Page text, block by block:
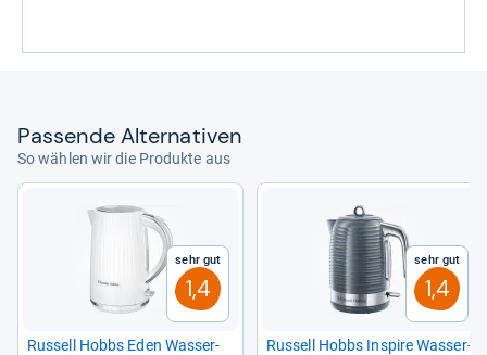
Pas­sende Alter­na­ti­ven
So wählen wir die Produkte aus
Sehr gut
1,4
Rus­sell Hobbs Eden Was­ser­
Sehr gut
1,4
Rus­sell Hobbs Inspire Was­ser­